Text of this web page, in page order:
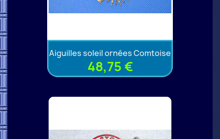
Aiguilles soleil ornées Comtoise
48,75 €